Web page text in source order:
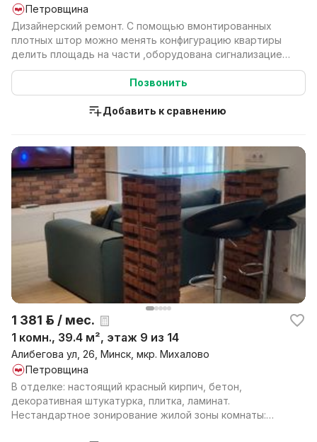
Петровщина
Дизайнерский ремонт. С помощью вмонтированных
плотных штор можно менять конфигурацию квартиры
делить площадь на части ,оборудована сигнализацией
МВД ...
Позвонить
Добавить к сравнению
1 381 р. / мес.
1 комн., 39.4 м², этаж 9 из 14
Алибегова ул, 26, Минск, мкр. Михалово
Петровщина
В отделке: настоящий красный кирпич, бетон,
декоративная штукатурка, плитка, ламинат.
Нестандартное зонирование жилой зоны комнаты: